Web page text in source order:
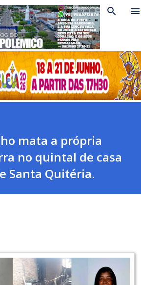
para o conteúdo principal
mata a própria
no quintal de casa
Santa Quitéria.